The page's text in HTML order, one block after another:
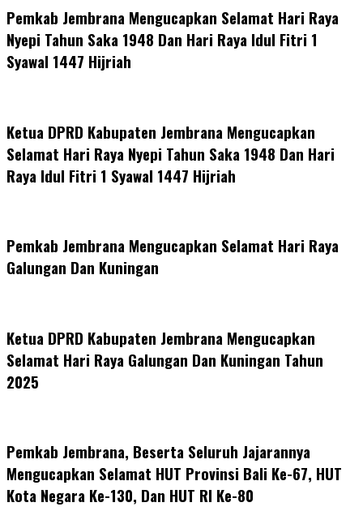
Pemkab Jembrana Mengucapkan Selamat Hari Raya
Nyepi Tahun Saka 1948 Dan Hari Raya Idul Fitri 1
Syawal 1447 Hijriah
Ketua DPRD Kabupaten Jembrana Mengucapkan
Selamat Hari Raya Nyepi Tahun Saka 1948 Dan Hari
Raya Idul Fitri 1 Syawal 1447 Hijriah
Pemkab Jembrana Mengucapkan Selamat Hari Raya
Galungan Dan Kuningan
Ketua DPRD Kabupaten Jembrana Mengucapkan
Selamat Hari Raya Galungan Dan Kuningan Tahun
2025
Pemkab Jembrana, Beserta Seluruh Jajarannya
Mengucapkan Selamat HUT Provinsi Bali Ke-67, HUT
Kota Negara Ke-130, Dan HUT RI Ke-80